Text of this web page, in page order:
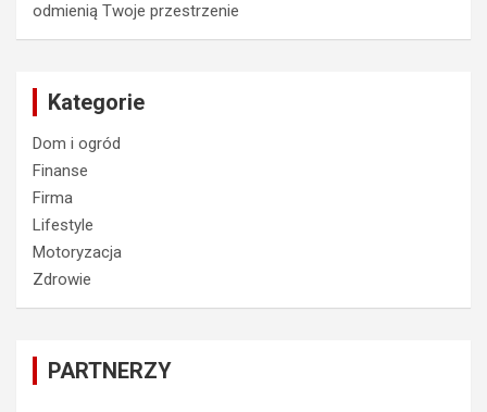
odmienią Twoje przestrzenie
Kategorie
Dom i ogród
Finanse
Firma
Lifestyle
Motoryzacja
Zdrowie
PARTNERZY